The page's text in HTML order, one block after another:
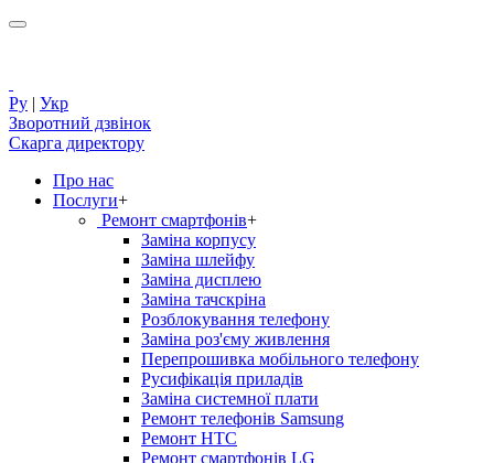
Ру | Укр
Зворотний дзвінок
Скарга директору
Про нас
Послуги+
Ремонт смартфонів+
Заміна корпусу
Заміна шлейфу
Заміна дисплею
Заміна тачскріна
Розблокування телефону
Заміна роз'єму живлення
Перепрошивка мобільного телефону
Русифікація приладів
Заміна системної плати
Ремонт телефонів Samsung
Ремонт HTC
Ремонт смартфонів LG